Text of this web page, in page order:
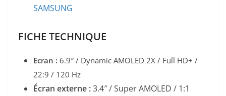
SAMSUNG
FICHE TECHNIQUE
Ecran : 6.9″ / Dynamic AMOLED 2X / Full HD+ /
22:9 / 120 Hz
Écran externe :3.4″ / Super AMOLED / 1:1